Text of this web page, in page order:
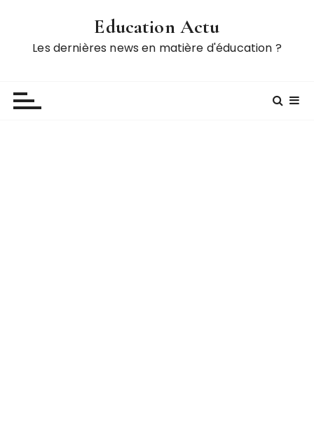
Education Actu
Les dernières news en matière d'éducation ?